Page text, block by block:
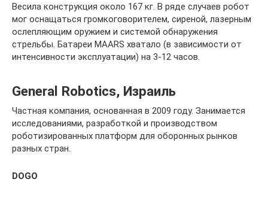
Весила конструкция около 167 кг. В ряде случаев робот
мог оснащаться громкоговорителем, сиреной, лазерным
ослепляющим оружием и системой обнаружения
стрельбы. Батареи MAARS хватало (в зависимости от
интенсивности эксплуатации) на 3-12 часов.
General Robotics, Израиль
Частная компания, основанная в 2009 году. Занимается
исследованиями, разработкой и производством
роботизированных платформ для оборонных рынков
разных стран.
DOGO